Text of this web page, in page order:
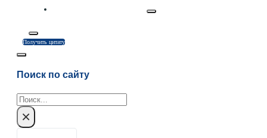
Получить цитату
Поиск по сайту
Поиск
×